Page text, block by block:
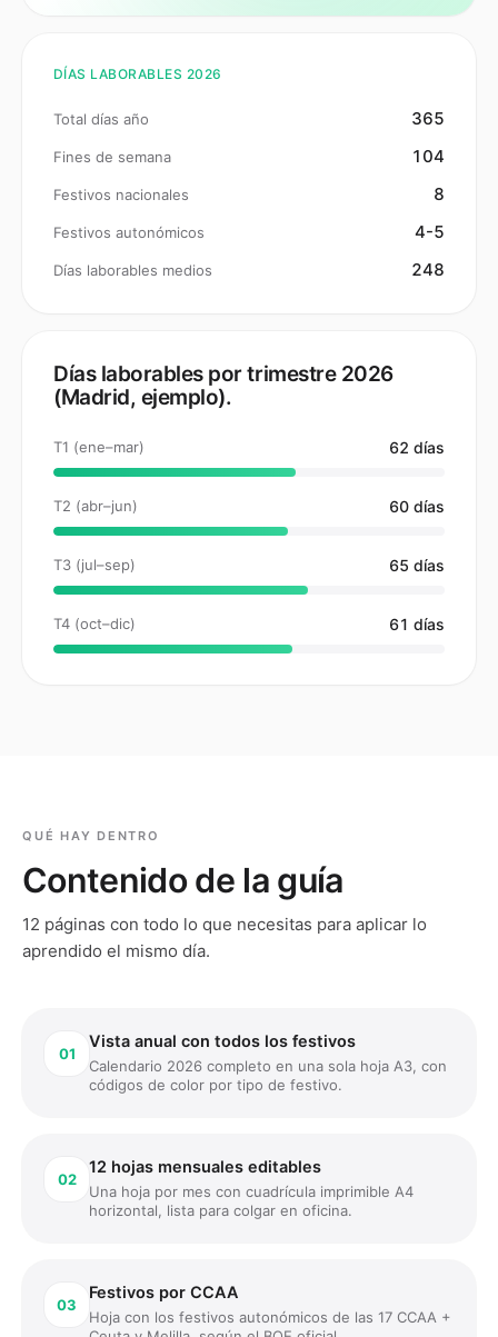
DÍAS LABORABLES 2026
Total días año 365
Fines de semana 104
Festivos nacionales 8
Festivos autonómicos 4-5
Días laborables medios 248
Días laborables por trimestre 2026
(Madrid, ejemplo).
T1 (ene–mar) 62 días
T2 (abr–jun) 60 días
T3 (jul–sep) 65 días
T4 (oct–dic) 61 días
QUÉ HAY DENTRO
Contenido de la guía
12 páginas con todo lo que necesitas para aplicar lo
aprendido el mismo día.
01
Vista anual con todos los festivos
Calendario 2026 completo en una sola hoja A3, con
códigos de color por tipo de festivo.
02
12 hojas mensuales editables
Una hoja por mes con cuadrícula imprimible A4
horizontal, lista para colgar en oficina.
03
Festivos por CCAA
Hoja con los festivos autonómicos de las 17 CCAA +